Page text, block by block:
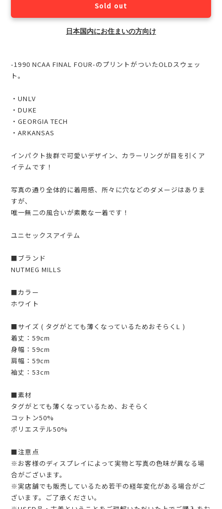
Sold out
日本国内にお住まいの方向け
-1990 NCAA FINAL FOUR-のプリントがついたOLDスウェッ
ト。
・UNLV
・DUKE
・GEORGIA TECH
・ARKANSAS
インパクト抜群で可愛いデザイン、カラーリングが目を引くア
イテムです！
写真の通り全体的に着用感、所々に穴などのダメージはありま
すが、
唯一無二の風合いが素敵な一着です！
ユニセックスアイテム
■ブランド
NUTMEG MILLS
■カラー
ホワイト
■サイズ ( タグがとても薄くなっているためおそらくL )
着丈：59cm
身幅：59cm
肩幅：59cm
袖丈：53cm
■素材
タグがとても薄くなっているため、おそらく
コットン50%
ポリエステル50%
■注意点
※お客様のディスプレイによって実物と写真の色味が異なる場
合がございます。
※実店舗でも販売しているため若干の経年変化がある場合がご
ざいます。ご了承ください。